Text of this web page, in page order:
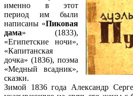
именно в этот
период им были
написаны «Пиковая
дама» (1833),
«Египетские ночи»,
«Капитанская
дочка» (1836), поэма
«Медный всадник»,
сказки.
Зимой 1836 года Александр